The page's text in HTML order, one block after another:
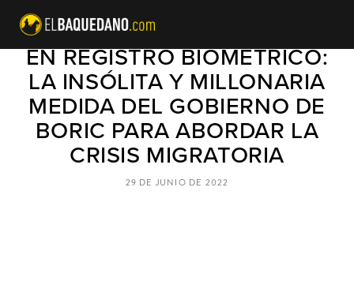
$2.300 MILLONES DE PESOS
EN REGISTRO BIOMÉTRICO:
LA INSÓLITA Y MILLONARIA
MEDIDA DEL GOBIERNO DE
BORIC PARA ABORDAR LA
CRISIS MIGRATORIA
29 DE JUNIO DE 2022